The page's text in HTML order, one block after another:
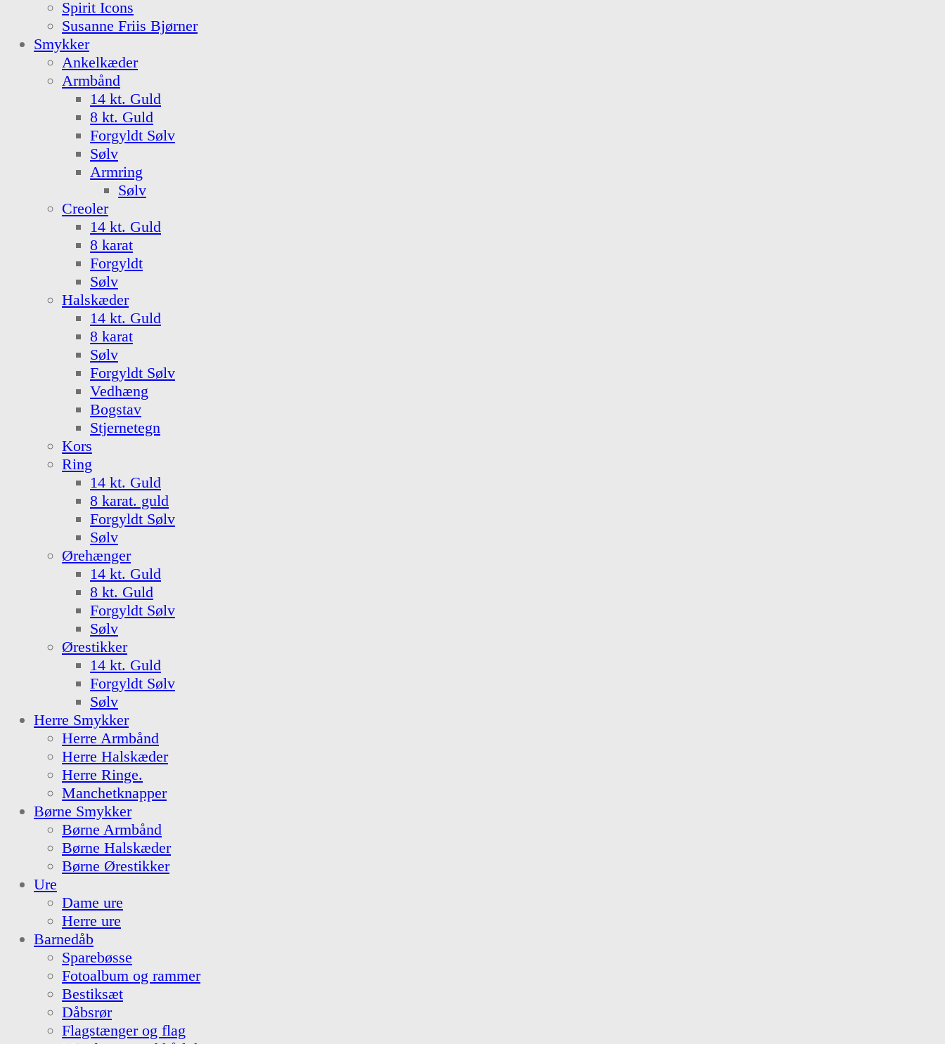
Spirit Icons
Susanne Friis Bjørner
Smykker
Ankelkæder
Armbånd
14 kt. Guld
8 kt. Guld
Forgyldt Sølv
Sølv
Armring
Sølv
Creoler
14 kt. Guld
8 karat
Forgyldt
Sølv
Halskæder
14 kt. Guld
8 karat
Sølv
Forgyldt Sølv
Vedhæng
Bogstav
Stjernetegn
Kors
Ring
14 kt. Guld
8 karat. guld
Forgyldt Sølv
Sølv
Ørehænger
14 kt. Guld
8 kt. Guld
Forgyldt Sølv
Sølv
Ørestikker
14 kt. Guld
Forgyldt Sølv
Sølv
Herre Smykker
Herre Armbånd
Herre Halskæder
Herre Ringe.
Manchetknapper
Børne Smykker
Børne Armbånd
Børne Halskæder
Børne Ørestikker
Ure
Dame ure
Herre ure
Barnedåb
Sparebøsse
Fotoalbum og rammer
Bestiksæt
Dåbsrør
Flagstænger og flag